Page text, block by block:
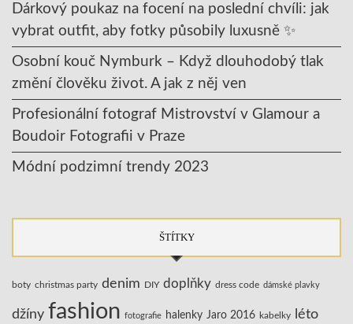
Dárkový poukaz na focení na poslední chvíli: jak
vybrat outfit, aby fotky působily luxusně ✨
Osobní kouč Nymburk – Když dlouhodobý tlak
změní člověku život. A jak z něj ven
Profesionální fotograf Mistrovství v Glamour a
Boudoir Fotografii v Praze
Módní podzimní trendy 2023
ŠTÍTKY
boty christmas party denim DIY doplňky dress code dámské plavky
džíny fashion fotografie halenky Jaro 2016 kabelky léto